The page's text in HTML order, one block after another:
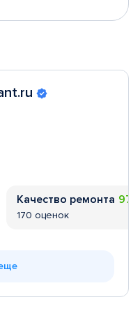
Качество ремонта
170 оценок